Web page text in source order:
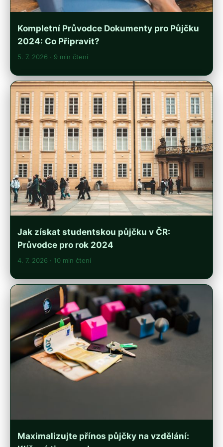
Kompletní Průvodce Dokumenty pro Půjčku
2024: Co Připravit?
5. 7. 2026 · 9 min čtení
Jak získat studentskou půjčku v ČR:
Průvodce pro rok 2024
4. 7. 2026 · 10 min čtení
Maximalizujte přínos půjčky na vzdělání: